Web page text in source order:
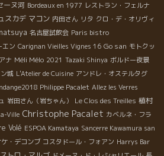
ーヌ河 Bordeaux en 1977 レストラン・フェルナ
スカデ マコン 内田さん リタ クロ・デ・オリヴィ
名古屋試飲会 Paris bistro
エン Carignan Vieilles Vignes 16 Go san モトクッ
ナ Méli Mélo 2021 Tazaki Shinya ボルドー夜景
城 L'Atelier de Cuisine アンドレ・オステルタグ
Philippe Pacalet Allez les Verres
岩田さん（岩ちゃん） Le Clos des Treilles 植村
Ville Christophe Pacalet カベルネ・フラ
Volé ESPOA Kamataya Sancerre Kawamura san
ケ・デコンブ コスタドール・フォアン Harrys Bar